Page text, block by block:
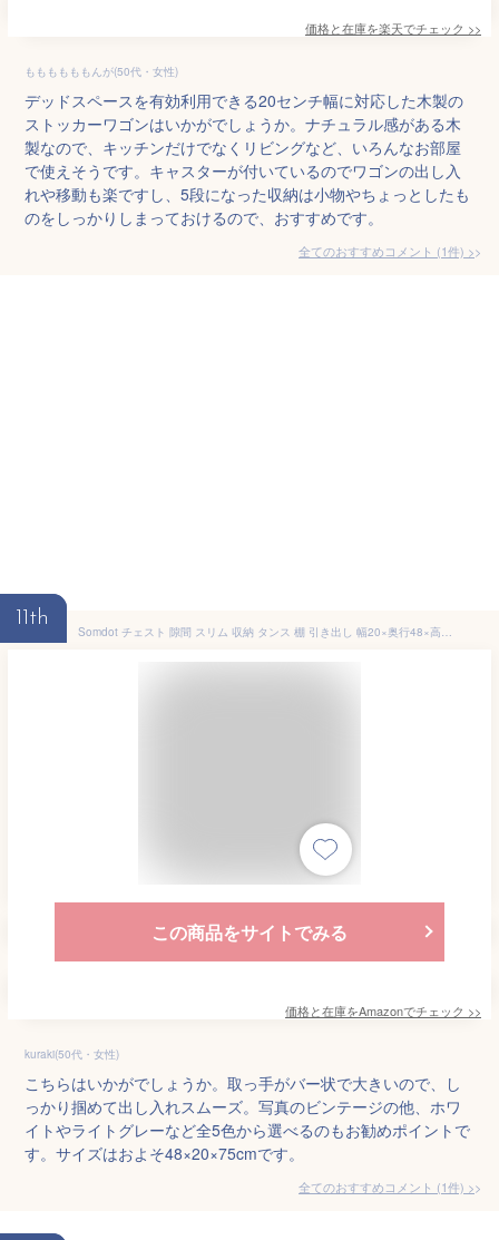
価格と在庫を楽天でチェック >>
ももももももんが(50代・女性)
デッドスペースを有効利用できる20センチ幅に対応した木製の
ストッカーワゴンはいかがでしょうか。ナチュラル感がある木
製なので、キッチンだけでなくリビングなど、いろんなお部屋
で使えそうです。キャスターが付いているのでワゴンの出し入
れや移動も楽ですし、5段になった収納は小物やちょっとしたも
のをしっかりしまっておけるので、おすすめです。
全てのおすすめコメント (1件) >
11th
Somdot チェスト 隙間 スリム 収納 タンス 棚 引き出し 幅20×奥行48×高さ75cm 4段 布製 おしゃれ すきま キッチン 省スペース ランドリー 洗面所 脱衣所 ビンテージ
この商品をサイトでみる
価格と在庫をAmazonでチェック >>
kuraki(50代・女性)
こちらはいかがでしょうか。取っ手がバー状で大きいので、し
っかり掴めて出し入れスムーズ。写真のビンテージの他、ホワ
イトやライトグレーなど全5色から選べるのもお勧めポイントで
す。サイズはおよそ48×20×75cmです。
全てのおすすめコメント (1件) >